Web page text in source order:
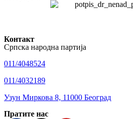
Контакт
Српска народна партија
011/4048524
011/4032189
Узун Миркова 8, 11000 Београд
Пратите нас